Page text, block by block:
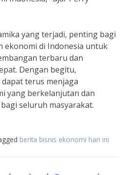
yang terjadi, penting bagi
ekonomi di Indonesia untuk
terbaru dan
Dengan begitu,
terus menjaga
yang berkelanjutan dan
seluruh masyarakat.
berita bisnis ekonomi hari ini